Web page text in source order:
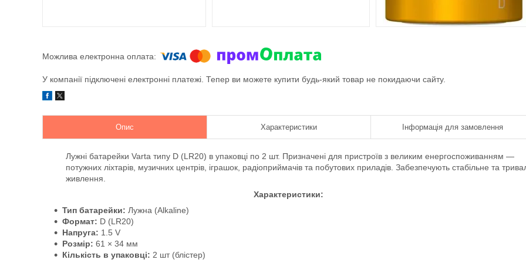
У компанії підключені електронні платежі. Тепер ви можете купити будь-який товар не покидаючи сайту.
Опис Характеристики Інформація для замовлення
Лужні батарейки Varta типу D (LR20) в упаковці по 2 шт. Призначені для пристроїв з великим енергоспоживанням —
потужних ліхтарів, музичних центрів, іграшок, радіоприймачів та побутових приладів. Забезпечують стабільне та
живлення.
Характеристики:
Тип батарейки: Лужна (Alkaline)
Формат: D (LR20)
Напруга: 1.5 V
Розмір: 61 × 34 мм
Кількість в упаковці: 2 шт (блістер)